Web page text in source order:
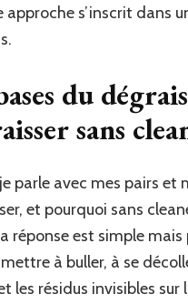
approche s’inscrit dans
du
sans
parle avec mes pairs
et pourquoi sans
réponse est simple
à buller, à se
les résidus invisibles